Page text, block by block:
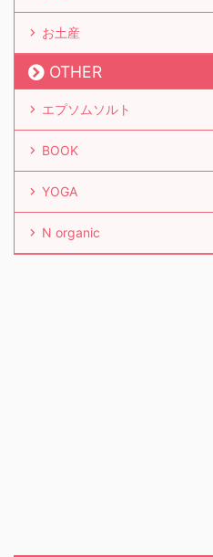
お土産
OTHER
エプソムソルト
BOOK
YOGA
N organic